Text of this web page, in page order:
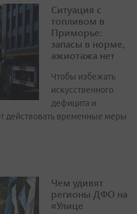
Ситуация с
топливом в
Приморье:
запасы в норме,
ажиотажа нет
Чтобы избежать
искусственного
дефицита и
действовать временные меры
Чем удивят
регионы ДФО на
«Улице